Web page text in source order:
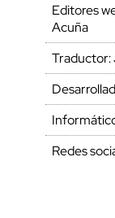
Editores
Acuña
Traductor:
Redes